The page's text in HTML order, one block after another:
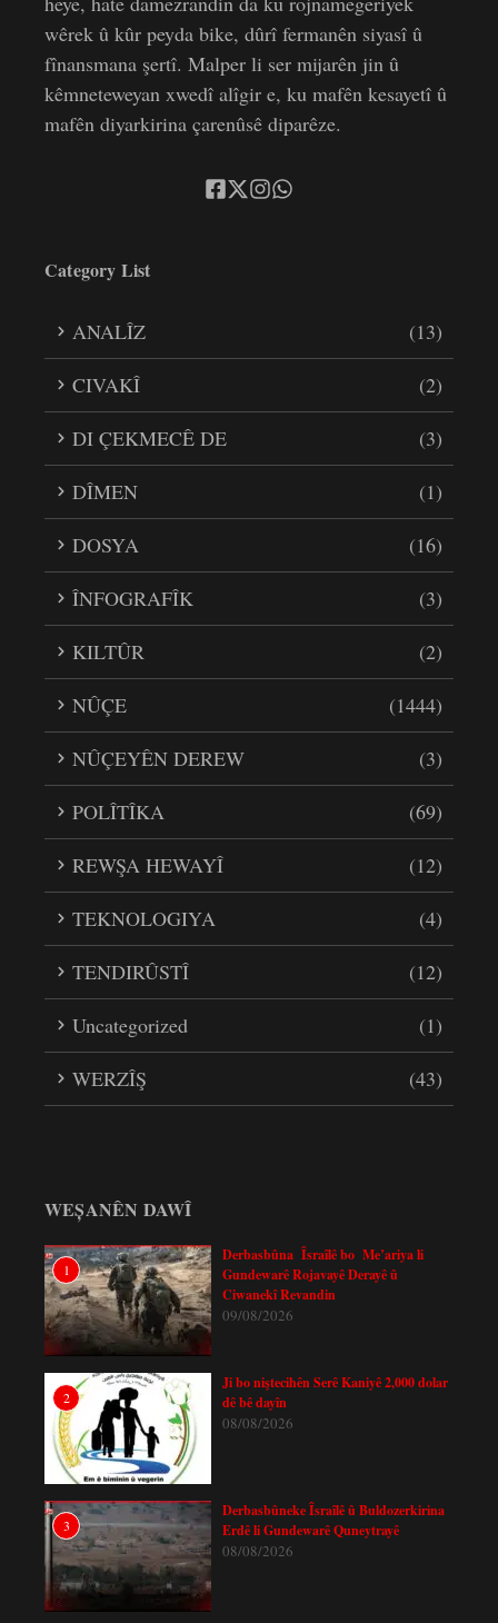
wêrek û kûr peyda bike, dûrî fermanên siyasî û
fînansmana şertî. Malper li ser mijarên jin û
kêmneteweyan xwedî alîgir e, ku mafên kesayetî û
mafên diyarkirina çarenûsê diparêze.
Category List
ANALÎZ
(13)
CIVAKÎ
(2)
DI ÇEKMECÊ DE
(3)
DÎMEN
(1)
DOSYA
(16)
ÎNFOGRAFÎK
(3)
KILTÛR
(2)
NÛÇE
(1444)
NÛÇEYÊN DEREW
(3)
POLÎTÎKA
(69)
REWŞA HEWAYÎ
(12)
TEKNOLOGIYA
(4)
TENDIRÛSTÎ
(12)
Uncategorized
(1)
WERZÎŞ
(43)
WEȘANÊN DAWÎ
1
Derbasbûna Îsraîlê bo Me’ariya li
Gundewarê Rojavayê Derayê û
Ciwanekî Revandin
09/08/2026
2
Ji bo niştecihên Serê Kaniyê 2,000 dolar
dê bê dayîn
08/08/2026
3
Derbasbûneke Îsraîlê û Buldozerkirina
Erdê li Gundewarê Quneytrayê
08/08/2026